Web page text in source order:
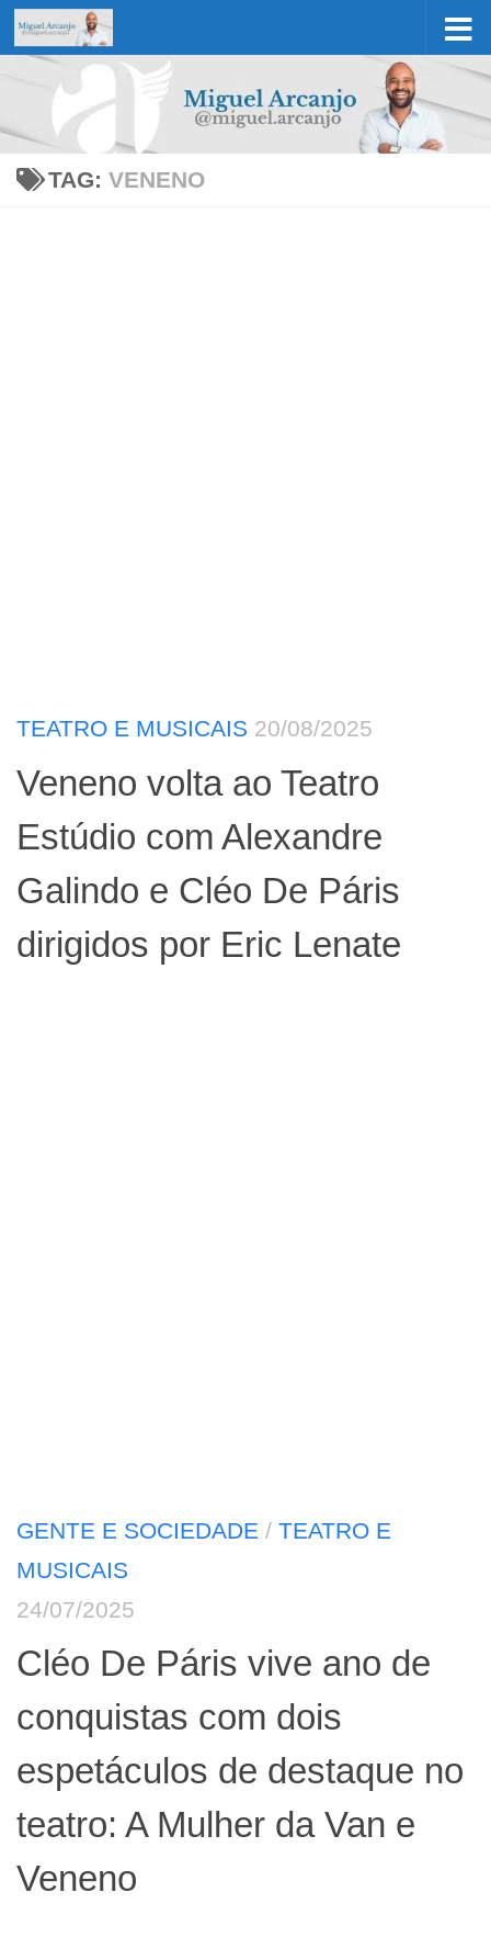
Skip to content
TAG: VENENO
TEATRO E MUSICAIS 20/08/2025
Veneno volta ao Teatro
Estúdio com Alexandre
Galindo e Cléo De Páris
dirigidos por Eric Lenate
GENTE E SOCIEDADE / TEATRO E
MUSICAIS
24/07/2025
Cléo De Páris vive ano de
conquistas com dois
espetáculos de destaque no
teatro: A Mulher da Van e
Veneno